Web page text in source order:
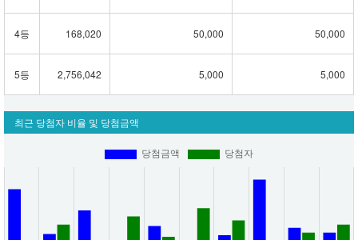
4등 168,020 50,000 50,000
5등 2,756,042 5,000 5,000
최근 당첨자 비율 및 당첨금액